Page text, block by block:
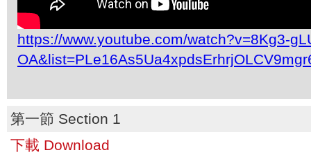
https://www.youtube.com/watch?v=8Kg3-
第一節 Section 1
下載 Download